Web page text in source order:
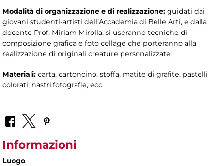
Modalità di organizzazione e di realizzazione: guidati dai
giovani studenti-artisti dell’Accademia di Belle Arti, e dalla
docente Prof. Miriam Mirolla, si useranno tecniche di
composizione grafica e foto collage che porteranno alla
realizzazione di originali creature personalizzate.
Materiali: carta, cartoncino, stoffa, matite di grafite, pastelli
colorati, nastri,fotografie, ecc.
Informazioni
Luogo